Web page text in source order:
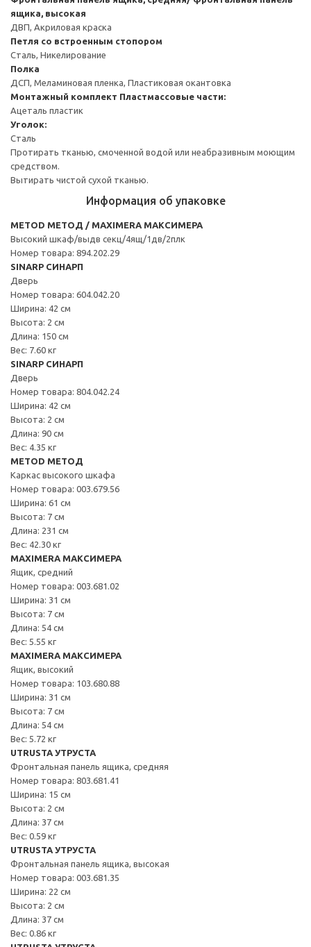
ящика, высокая
ДВП, Акриловая краска
Петля со встроенным стопором
Сталь, Никелирование
Полка
ДСП, Меламиновая пленка, Пластиковая окантовка
Монтажный комплект Пластмассовые части:
Ацеталь пластик
Уголок:
Сталь
Протирать тканью, смоченной водой или неабразивным моющим
средством.
Вытирать чистой сухой тканью.
Информация об упаковке
METOD МЕТОД / MAXIMERA МАКСИМЕРА
Высокий шкаф/выдв секц/4ящ/1дв/2плк
Номер товара: 894.202.29
SINARP СИНАРП
Дверь
Номер товара: 604.042.20
Ширина: 42 см
Высота: 2 см
Длина: 150 см
Вес: 7.60 кг
SINARP СИНАРП
Дверь
Номер товара: 804.042.24
Ширина: 42 см
Высота: 2 см
Длина: 90 см
Вес: 4.35 кг
METOD МЕТОД
Каркас высокого шкафа
Номер товара: 003.679.56
Ширина: 61 см
Высота: 7 см
Длина: 231 см
Вес: 42.30 кг
MAXIMERA МАКСИМЕРА
Ящик, средний
Номер товара: 003.681.02
Ширина: 31 см
Высота: 7 см
Длина: 54 см
Вес: 5.55 кг
MAXIMERA МАКСИМЕРА
Ящик, высокий
Номер товара: 103.680.88
Ширина: 31 см
Высота: 7 см
Длина: 54 см
Вес: 5.72 кг
UTRUSTA УТРУСТА
Фронтальная панель ящика, средняя
Номер товара: 803.681.41
Ширина: 15 см
Высота: 2 см
Длина: 37 см
Вес: 0.59 кг
UTRUSTA УТРУСТА
Фронтальная панель ящика, высокая
Номер товара: 003.681.35
Ширина: 22 см
Высота: 2 см
Длина: 37 см
Вес: 0.86 кг